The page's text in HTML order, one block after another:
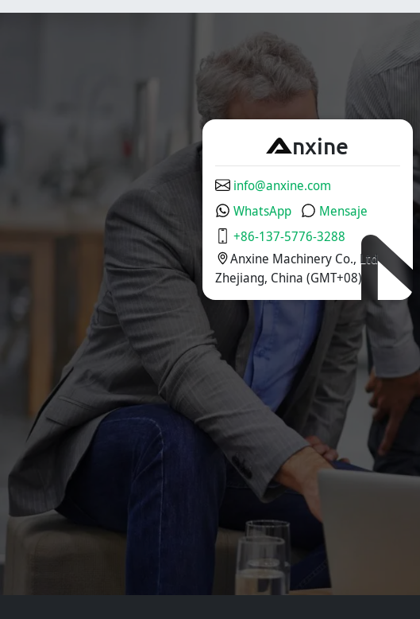
cápsulas y cápsulas
ideal para el
industrias
farmacéutica,
cosmética y
alimentaria.
A nxine
info@anxine.com
WhatsApp
Mensaje
+86-137-5776-3288
Anxine Machinery Co., Ltd
Zhejiang, China (GMT+08)